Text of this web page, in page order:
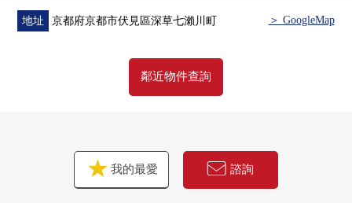
地址 京都府京都市伏見區深草七瀨川町 ＞ GoogleMap
鄰近物件查詢
我的最愛 諮詢